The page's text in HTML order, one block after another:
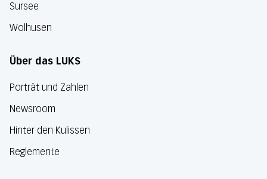
Sursee
Wolhusen
Über das LUKS
Porträt und Zahlen
Newsroom
Hinter den Kulissen
Reglemente